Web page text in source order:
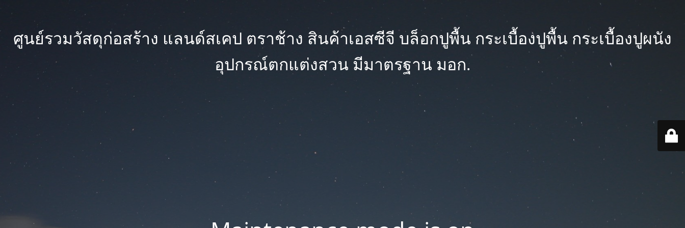
ศูนย์รวมวัสดุก่อสร้าง แลนด์สเคป ตราช้าง สินค้าเอสซีจี บล็อกปูพื้น กระเบื้องปูพื้น กระเบื้องปูผนัง
อุปกรณ์ตกแต่งสวน มีมาตรฐาน มอก.